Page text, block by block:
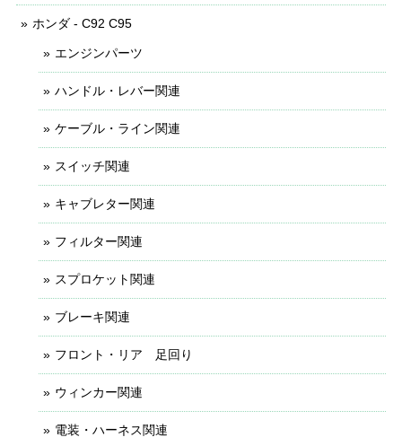
ホンダ - C92 C95
エンジンパーツ
ハンドル・レバー関連
ケーブル・ライン関連
スイッチ関連
キャブレター関連
フィルター関連
スプロケット関連
ブレーキ関連
フロント・リア 足回り
ウィンカー関連
電装・ハーネス関連